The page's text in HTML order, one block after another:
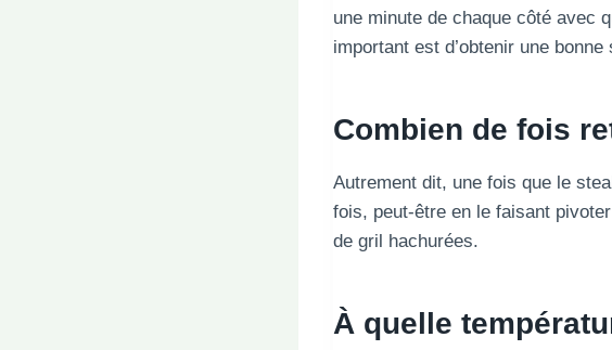
une minute de chaque côté avec
important est d’obtenir une
Combien de fois
Autrement dit, une fois que le
fois, peut-être en le faisant
de gril hachurées.
À quelle